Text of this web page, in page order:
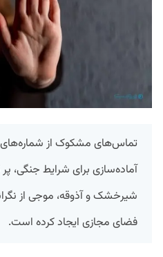
تماس‌های مشکوک از
آماده‌سازی برای شرایط جنگی، پر
شیرخشک و آذوقه، موجی از
فضای مجازی ایجاد کرده است.